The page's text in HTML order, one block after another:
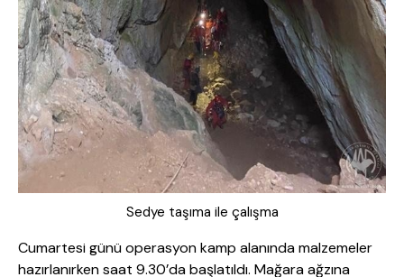
Sedye taşıma ile çalışma
Cumartesi günü operasyon kamp alanında malzemeler
hazırlanırken saat 9.30’da başlatıldı. Mağara ağzına